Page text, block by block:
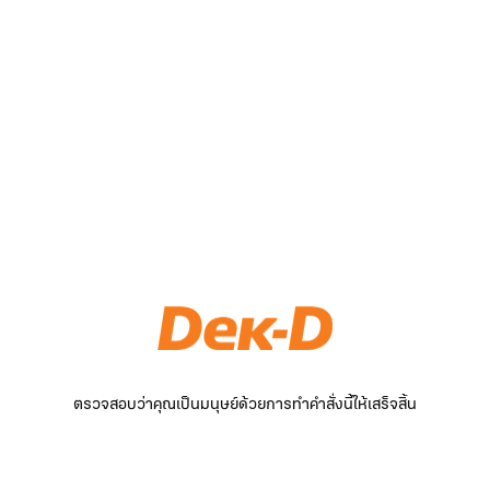
ตรวจสอบว่าคุณเป็นมนุษย์ด้วยการทำคำสั่งนี้ให้เสร็จสิ้น